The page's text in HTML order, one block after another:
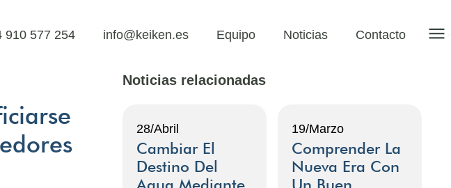
910 577 254 info@keiken.es Equipo Noticias Contacto
Noticias relacionadas
28/Abril
Cambiar El
Destino Del
19/Marzo
Comprender La
Nueva Era Con